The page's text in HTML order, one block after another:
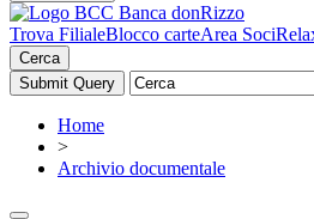
Trova FilialeBlocco carteArea Soci
Cerca
Home
>
Archivio documentale